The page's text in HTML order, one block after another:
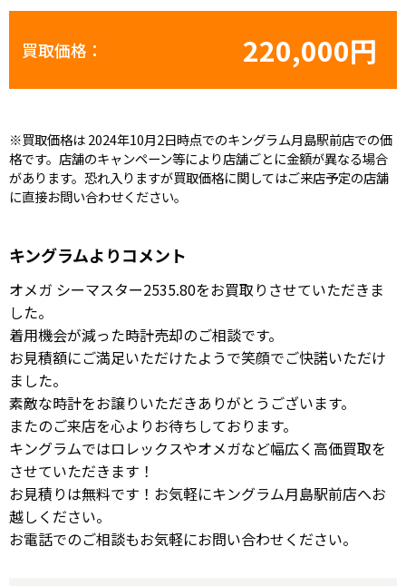
買取価格： 220,000円
※買取価格は 2024年10月2日時点でのキングラム月島駅前店での価
格です。店舗のキャンペーン等により店舗ごとに金額が異なる場合
があります。恐れ入りますが買取価格に関してはご来店予定の店舗
に直接お問い合わせください。
キングラムよりコメント
オメガ シーマスター2535.80をお買取りさせていただきま
した。
着用機会が減った時計売却のご相談です。
お見積額にご満足いただけたようで笑顔でご快諾いただけ
ました。
素敵な時計をお譲りいただきありがとうございます。
またのご来店を心よりお待ちしております。
キングラムではロレックスやオメガなど幅広く高価買取を
させていただきます！
お見積りは無料です！お気軽にキングラム月島駅前店へお
越しください。
お電話でのご相談もお気軽にお問い合わせください。